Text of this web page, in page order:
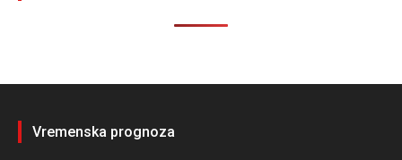
Vremenska prognoza